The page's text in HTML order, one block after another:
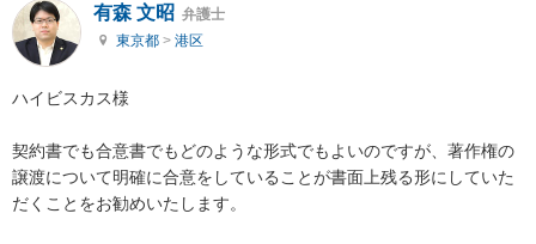
有森 文昭 弁護士
東京都 > 港区
ハイビスカス様
契約書でも合意書でもどのような形式でもよいのですが、著作権の
譲渡について明確に合意をしていることが書面上残る形にしていた
だくことをお勧めいたします。